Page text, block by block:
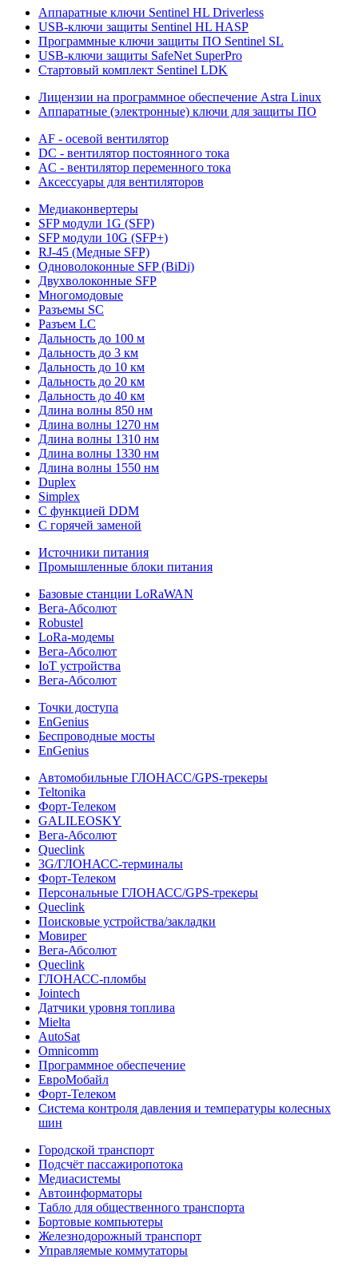
Аппаратные ключи Sentinel HL Driverless
USB-ключи защиты Sentinel HL HASP
Программные ключи защиты ПО Sentinel SL
USB-ключи защиты SafeNet SuperPro
Стартовый комплект Sentinel LDK
Лицензии на программное обеспечение Astra Linux
Аппаратные (электронные) ключи для защиты ПО
AF - осевой вентилятор
DC - вентилятор постоянного тока
AC - вентилятор переменного тока
Аксессуары для вентиляторов
Медиаконвертеры
SFP модули 1G (SFP)
SFP модули 10G (SFP+)
RJ-45 (Медные SFP)
Одноволоконные SFP (BiDi)
Двухволоконные SFP
Многомодовые
Разъемы SC
Разъем LC
Дальность до 100 м
Дальность до 3 км
Дальность до 10 км
Дальность до 20 км
Дальность до 40 км
Длина волны 850 нм
Длина волны 1270 нм
Длина волны 1310 нм
Длина волны 1330 нм
Длина волны 1550 нм
Duplex
Simplex
С функцией DDM
С горячей заменой
Источники питания
Промышленные блоки питания
Базовые станции LoRaWAN
Вега-Абсолют
Robustel
LoRa-модемы
Вега-Абсолют
IoT устройства
Вега-Абсолют
Точки доступа
EnGenius
Беспроводные мосты
EnGenius
Автомобильные ГЛОНАСС/GPS-трекеры
Teltonika
Форт-Телеком
GALILEOSKY
Вега-Абсолют
Queclink
3G/ГЛОНАСС-терминалы
Форт-Телеком
Персональные ГЛОНАСС/GPS-трекеры
Queclink
Поисковые устройства/закладки
Мовирег
Вега-Абсолют
Queclink
ГЛОНАСС-пломбы
Jointech
Датчики уровня топлива
Mielta
AutoSat
Omnicomm
Программное обеспечение
ЕвроМобайл
Форт-Телеком
Система контроля давления и температуры колесных
шин
Городской транспорт
Подсчёт пассажиропотока
Медиасистемы
Автоинформаторы
Табло для общественного транспорта
Бортовые компьютеры
Железнодорожный транспорт
Управляемые коммутаторы